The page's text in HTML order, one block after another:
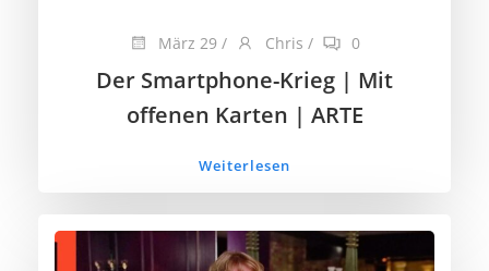
März 29 / Chris / 0
Der Smartphone-Krieg | Mit
offenen Karten | ARTE
Weiterlesen